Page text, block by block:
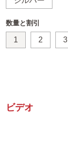
数量と割引
1 2 3
ビデオ